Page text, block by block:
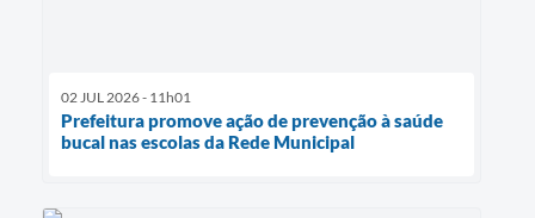
02 JUL 2026 - 11h01
Prefeitura promove ação de prevenção à saúde
bucal nas escolas da Rede Municipal